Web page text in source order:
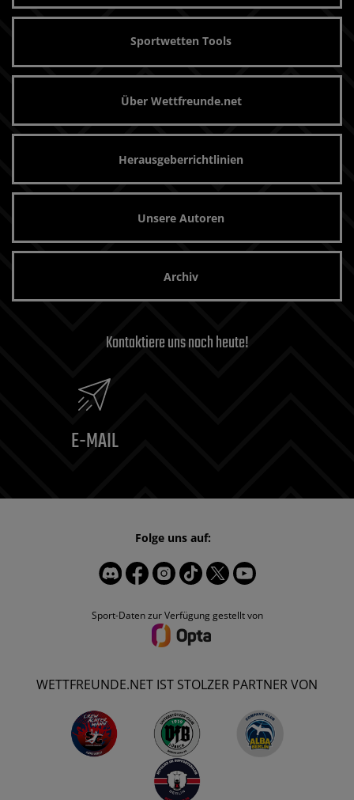
Sportwetten Tools
Über Wettfreunde.net
Herausgeberrichtlinien
Unsere Autoren
Archiv
Kontaktiere uns noch heute!
E-MAIL
Sport-Daten zur Verfügung gestellt von
Folge uns auf:
WETTFREUNDE.NET IST STOLZER PARTNER VON